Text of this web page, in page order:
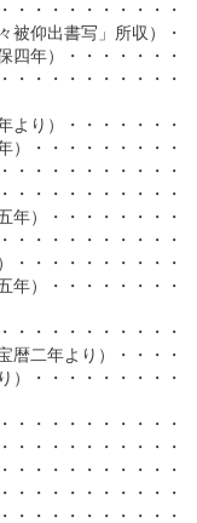
・・・・・・・・・・
被仰出書写」所収）・
四年）・・・・・・・
・・・・・・・・・・
より）・・・・・・・
）・・・・・・・・・
・・・・・・・・・・
・・・・・・・・・・
年）・・・・・・・・
・・・・・・・・・・
・・・・・・・・・・
年）・・・・・・・・
・・・・・・・・・・
暦二年より）・・・・
）・・・・・・・・・
・・・・・・・・・・
・・・・・・・・・・
・・・・・・・・・・
・・・・・・・・・・
・・・・・・・・・・